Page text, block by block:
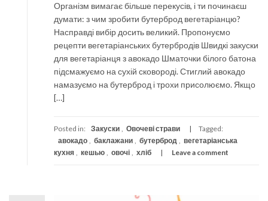
Організм вимагає більше перекусів, і ти починаєш
думати: з чим зробити бутерброд вегетаріанцю?
Насправді вибір досить великий. Пропонуємо
рецепти вегетаріанських бутербродів Швидкі закуски
для вегетаріанця з авокадо Шматочки білого батона
підсмажуємо на сухій сковороді. Стиглий авокадо
намазуємо на бутерброд і трохи присолюємо. Якщо
[…]
Posted in: Закуски , Овочеві страви
Tagged:
авокадо , баклажани , бутерброд , вегетаріанська
кухня , кешью , овочі , хліб Leave a comment